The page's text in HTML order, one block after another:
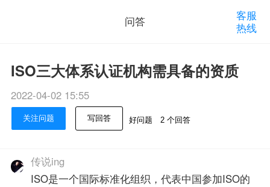
问答
客服
热线
ISO三大体系认证机构需具备的资质
2022-04-02 15:55
关注问题 写回答 好问题 2 个回答
传说ing
ISO是一个国际标准化组织，代表中国参加ISO的